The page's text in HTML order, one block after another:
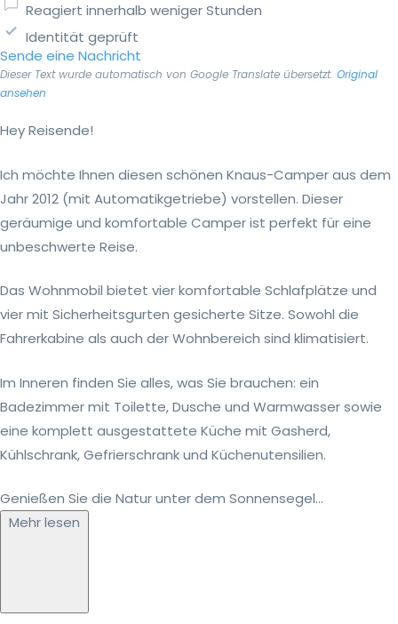
Reagiert innerhalb weniger Stunden
Identität geprüft
Sende eine Nachricht
Dieser Text wurde automatisch von Google Translate übersetzt. Original
ansehen
Hey Reisende!
Ich möchte Ihnen diesen schönen Knaus-Camper aus dem
Jahr 2012 (mit Automatikgetriebe) vorstellen. Dieser
geräumige und komfortable Camper ist perfekt für eine
unbeschwerte Reise.
Das Wohnmobil bietet vier komfortable Schlafplätze und
vier mit Sicherheitsgurten gesicherte Sitze. Sowohl die
Fahrerkabine als auch der Wohnbereich sind klimatisiert.
Im Inneren finden Sie alles, was Sie brauchen: ein
Badezimmer mit Toilette, Dusche und Warmwasser sowie
eine komplett ausgestattete Küche mit Gasherd,
Kühlschrank, Gefrierschrank und Küchenutensilien.
Genießen Sie die Natur unter dem Sonnensegel...
Mehr lesen